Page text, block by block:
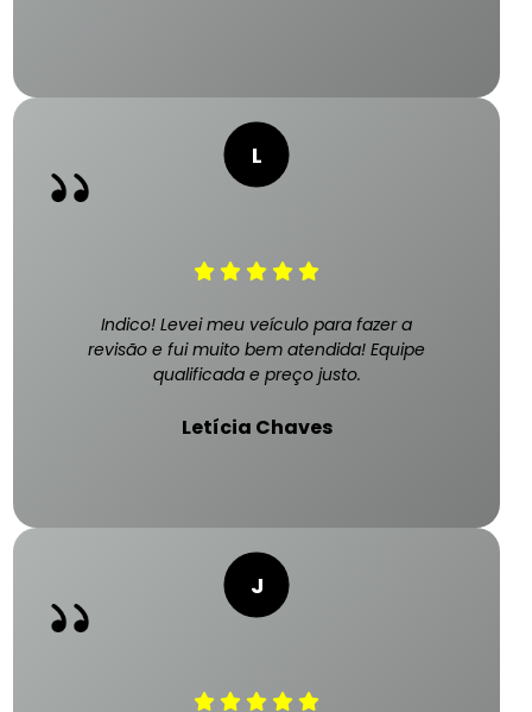
Indico! Levei meu veículo para fazer a
revisão e fui muito bem atendida! Equipe
qualificada e preço justo.
Letícia Chaves